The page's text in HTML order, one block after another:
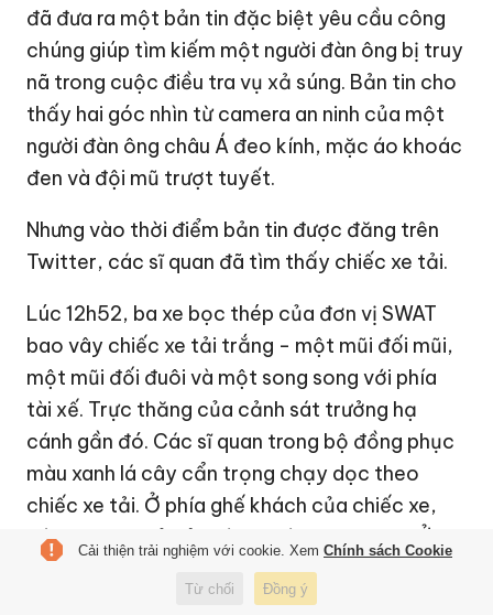
đã đưa ra một bản tin đặc biệt yêu cầu công
chúng giúp tìm kiếm một người đàn ông bị truy
nã trong cuộc điều tra vụ xả súng. Bản tin cho
thấy hai góc nhìn từ camera an ninh của một
người đàn ông châu Á đeo kính, mặc áo khoác
đen và đội mũ trượt tuyết.
Nhưng vào thời điểm bản tin được đăng trên
Twitter, các sĩ quan đã tìm thấy chiếc xe tải.
Lúc 12h52, ba xe bọc thép của đơn vị SWAT
bao vây chiếc xe tải trắng - một mũi đối mũi,
một mũi đối đuôi và một song song với phía
tài xế. Trực thăng của cảnh sát trưởng hạ
cánh gần đó. Các sĩ quan trong bộ đồng phục
màu xanh lá cây cẩn trọng chạy dọc theo
chiếc xe tải. Ở phía ghế khách của chiếc xe,
các sĩ quan mở cửa và leo vào bên trong. Ở
phía ghế tài xế, các sĩ quan đeo găng tay màu
xanh mở cửa bước vào.
Cải thiện trải nghiệm với cookie. Xem Chính sách Cookie
Từ chối Đồng ý